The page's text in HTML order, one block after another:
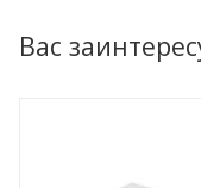
Вас